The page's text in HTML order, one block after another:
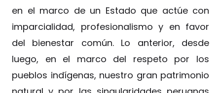
en el marco de un Estado que actúe con
imparcialidad, profesionalismo y en favor
del bienestar común. Lo anterior, desde
luego, en el marco del respeto por los
pueblos indígenas, nuestro gran patrimonio